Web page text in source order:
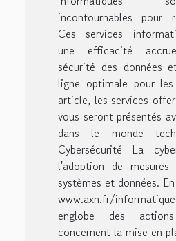
incontournables pour
Ces services
une efficacité
sécurité des données
ligne optimale pour
article, les services
vous seront présentés
dans le monde
Cybersécurité La
l'adoption de
systèmes et données.
www.axn.fr/
englobe des
concernent la mise en